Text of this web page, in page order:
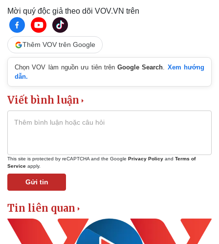
Mời quý độc giả theo dõi VOV.VN trên
Thêm VOV trên Google
Chọn VOV làm nguồn ưu tiên trênGoogle Search. Xem hướng
dẫn.
Viết bình luận
This site is protected by reCAPTCHA and the Google Privacy Policy and Terms of
Service apply.
Gửi tin
Tin liên quan